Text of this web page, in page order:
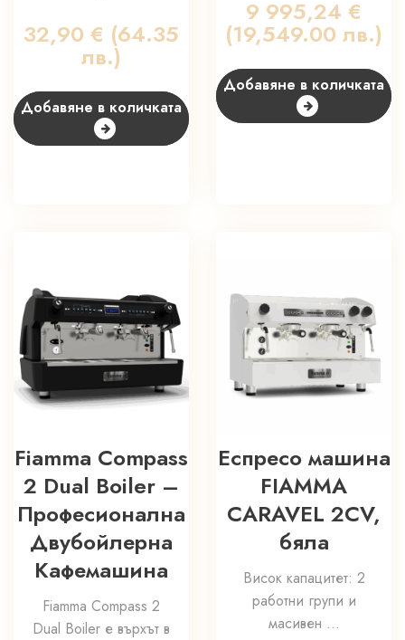
32,90 € (64.35
лв.)
Добавяне в количката
9 995,24 €
(19,549.00 лв.)
Добавяне в количката
Fiamma Compass
2 Dual Boiler –
Професионална
Двубойлерна
Кафемашина
Fiamma Compass 2
Dual Boiler е върхът в
Еспресо машина
FIAMMA
CARAVEL 2CV,
бяла
Висок капацитет: 2
работни групи и
масивен ...